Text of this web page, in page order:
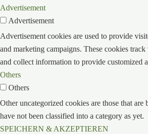
Advertisement
Advertisement
Advertisement cookies are used to provide
and marketing campaigns. These cookies
and collect information to provide customized
Others
Others
Other uncategorized cookies are those that are
have not been classified into a category as yet.
SPEICHERN & AKZEPTIEREN